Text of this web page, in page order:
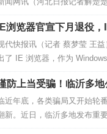
返回列表
注意三勤二少，冒芽还开
“5怕”，知道它怕什么，
兰，不烂根，还能